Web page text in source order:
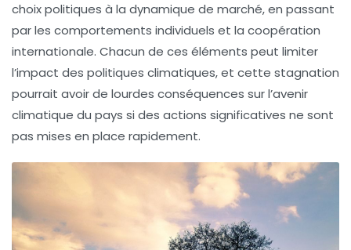
choix politiques à la dynamique de marché, en passant
par les comportements individuels et la coopération
internationale. Chacun de ces éléments peut limiter
l’impact des politiques climatiques, et cette stagnation
pourrait avoir de lourdes conséquences sur l’avenir
climatique du pays si des actions significatives ne sont
pas mises en place rapidement.